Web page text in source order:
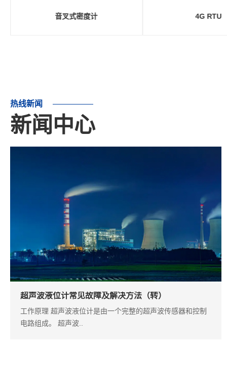
高精度电容液位传感器 电容式接近
热线新闻
新闻中心
超声波液位计常见故障及解决方法（转）
工作原理 超声波液位计是由一个完整的超声波传感器和控制
电路组成。 超声波..